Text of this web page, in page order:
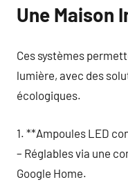
Une Maison
Ces systèmes
lumière, avec des
écologiques.
1. **Ampoules LED
– Réglables via une
Google Home.